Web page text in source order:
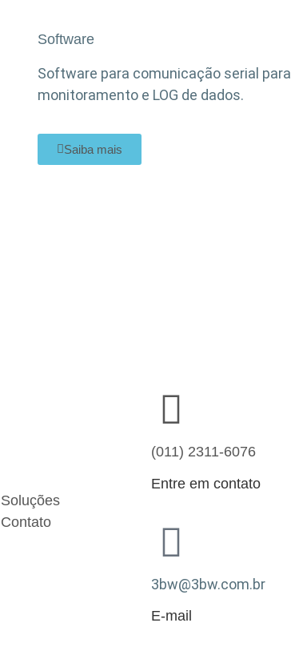
Software
Software para comunicação serial para
monitoramento e LOG de dados.
Saiba mais
Soluções
Contato
(011) 2311-6076
Entre em contato
3bw@3bw.com.br
E-mail